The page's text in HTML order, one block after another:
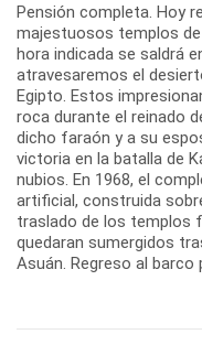
Pensión completa. Hoy
majestuosos templos
hora indicada se saldrá
atravesaremos el
Egipto. Estos
roca durante el reinado
dicho faraón y a su
victoria en la batalla de
nubios. En 1968, el
artificial, construida
traslado de los templos
quedaran sumergidos
Asuán. Regreso al barco